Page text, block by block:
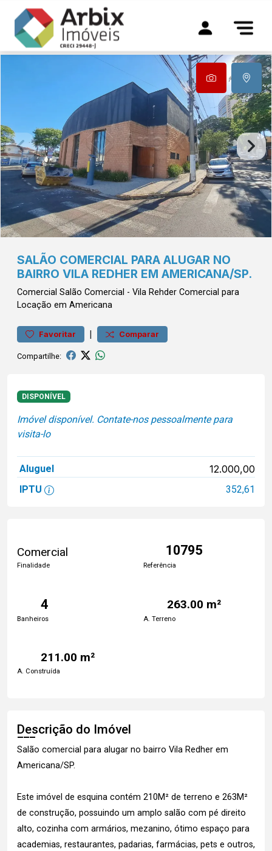
SALÃO COMERCIAL PARA ALUGAR NO
BAIRRO VILA REDHER EM AMERICANA/SP.
Comercial Salão Comercial - Vila Rehder Comercial para
Locação em Americana
Favoritar | Comparar
Compartilhe:
DISPONÍVEL
Imóvel disponível. Contate-nos pessoalmente para
visita-lo
Aluguel 12.000,00
IPTU 352,61
Comercial
Finalidade
10795
Referência
4
Banheiros
263.00 m²
A. Terreno
211.00 m²
A. Construída
Descrição do Imóvel
Salão comercial para alugar no bairro Vila Redher em
Americana/SP.
Este imóvel de esquina contém 210M² de terreno e 263M²
de construção, possuindo um amplo salão com pé direito
alto, cozinha com armários, mezanino, ótimo espaço para
academias, restaurantes, padarias, farmácias, pets e outros,